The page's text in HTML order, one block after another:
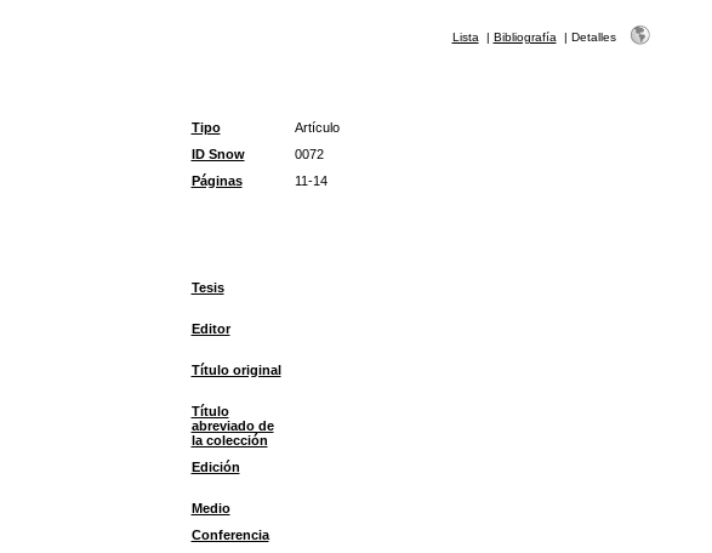
Lista | Bibliografía | Detalles
Tipo
Artículo
ID Snow
0072
Páginas
11-14
Tesis
Editor
Título original
Título
abreviado de
la colección
Edición
Medio
Conferencia